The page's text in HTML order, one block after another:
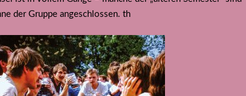
der Gruppe angeschlossen. th